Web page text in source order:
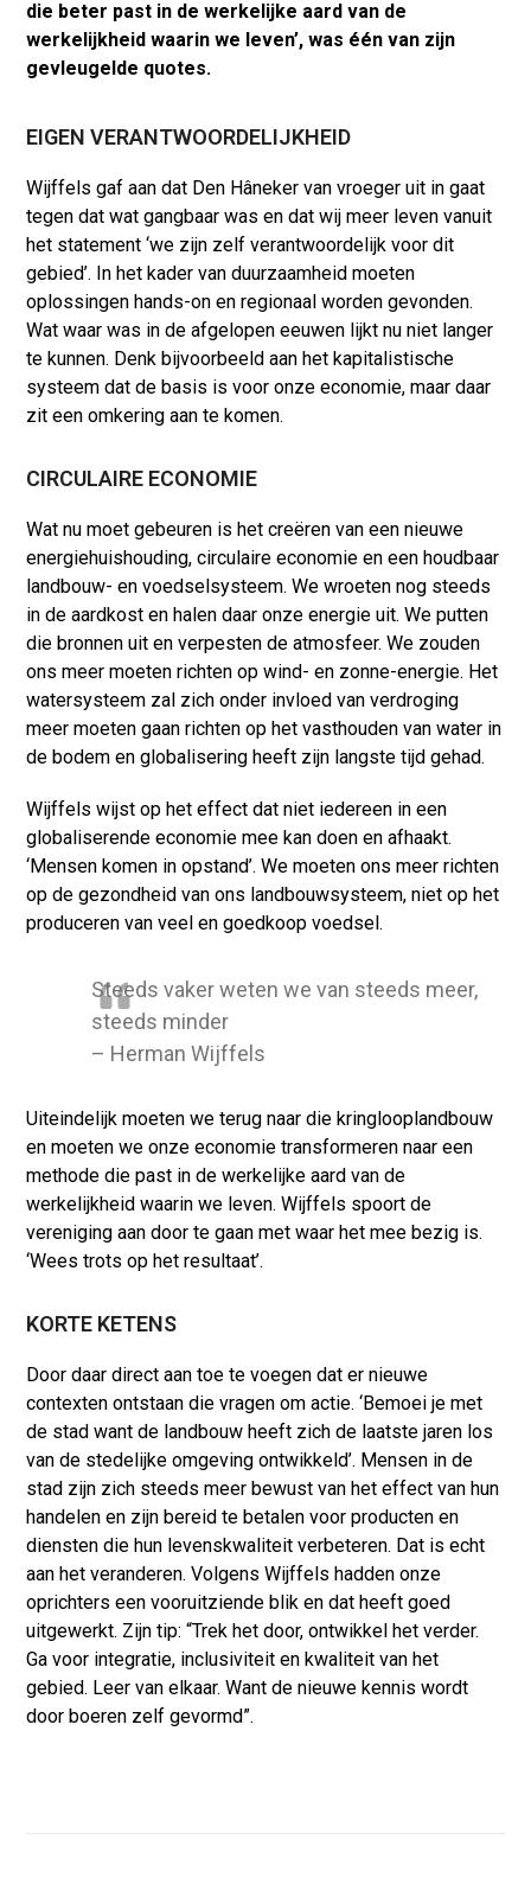
die beter past in de werkelijke aard van de
werkelijkheid waarin we leven’, was één van zijn
gevleugelde quotes.
EIGEN VERANTWOORDELIJKHEID
Wijffels gaf aan dat Den Hâneker van vroeger uit in gaat
tegen dat wat gangbaar was en dat wij meer leven vanuit
het statement ‘we zijn zelf verantwoordelijk voor dit
gebied’. In het kader van duurzaamheid moeten
oplossingen hands-on en regionaal worden gevonden.
Wat waar was in de afgelopen eeuwen lijkt nu niet langer
te kunnen. Denk bijvoorbeeld aan het kapitalistische
systeem dat de basis is voor onze economie, maar daar
zit een omkering aan te komen.
CIRCULAIRE ECONOMIE
Wat nu moet gebeuren is het creëren van een nieuwe
energiehuishouding, circulaire economie en een houdbaar
landbouw- en voedselsysteem. We wroeten nog steeds
in de aardkost en halen daar onze energie uit. We putten
die bronnen uit en verpesten de atmosfeer. We zouden
ons meer moeten richten op wind- en zonne-energie. Het
watersysteem zal zich onder invloed van verdroging
meer moeten gaan richten op het vasthouden van water in
de bodem en globalisering heeft zijn langste tijd gehad.
Wijffels wijst op het effect dat niet iedereen in een
globaliserende economie mee kan doen en afhaakt.
‘Mensen komen in opstand’. We moeten ons meer richten
op de gezondheid van ons landbouwsysteem, niet op het
produceren van veel en goedkoop voedsel.
Steeds vaker weten we van steeds meer,
steeds minder
– Herman Wijffels
Uiteindelijk moeten we terug naar die kringlooplandbouw
en moeten we onze economie transformeren naar een
methode die past in de werkelijke aard van de
werkelijkheid waarin we leven. Wijffels spoort de
vereniging aan door te gaan met waar het mee bezig is.
‘Wees trots op het resultaat’.
KORTE KETENS
Door daar direct aan toe te voegen dat er nieuwe
contexten ontstaan die vragen om actie. ‘Bemoei je met
de stad want de landbouw heeft zich de laatste jaren los
van de stedelijke omgeving ontwikkeld’. Mensen in de
stad zijn zich steeds meer bewust van het effect van hun
handelen en zijn bereid te betalen voor producten en
diensten die hun levenskwaliteit verbeteren. Dat is echt
aan het veranderen. Volgens Wijffels hadden onze
oprichters een vooruitziende blik en dat heeft goed
uitgewerkt. Zijn tip: “Trek het door, ontwikkel het verder.
Ga voor integratie, inclusiviteit en kwaliteit van het
gebied. Leer van elkaar. Want de nieuwe kennis wordt
door boeren zelf gevormd”.